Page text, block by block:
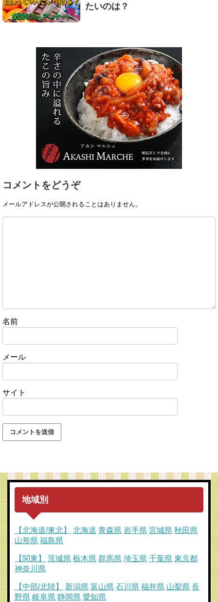
たいのは？
コメントをどうぞ
メールアドレスが公開されることはありません。
名前
メール
サイト
地域別
【北海道/東北】 北海道 青森県 岩手県 宮城県 秋田県
山形県 福島県
【関東】 茨城県 栃木県 群馬県 埼玉県 千葉県 東京都
神奈川県
【中部/北陸】 新潟県 富山県 石川県 福井県 山梨県 長
野県 岐阜県 静岡県 愛知県